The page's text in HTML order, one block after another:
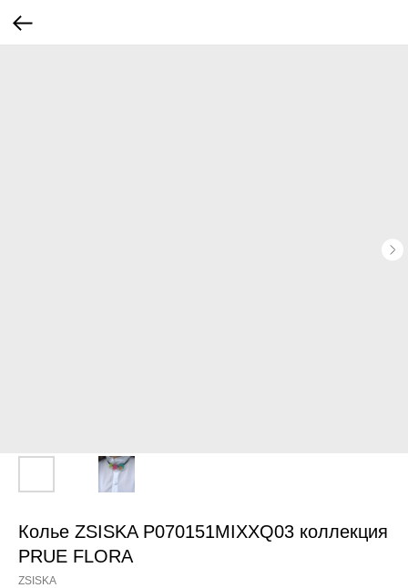
Колье ZSISKA P070151MIXXQ03 коллекция
PRUE FLORA
ZSISKA